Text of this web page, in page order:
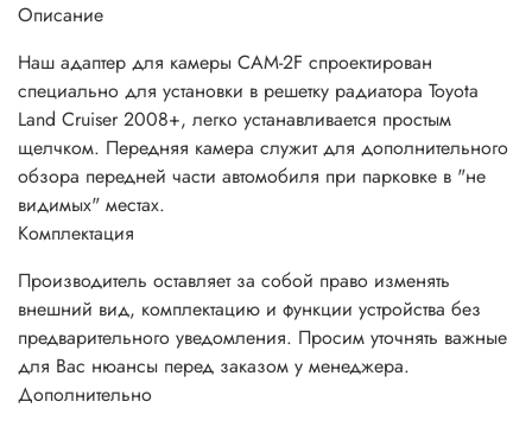
Описание
Наш адаптер для камеры CAM-2F спроектирован
специально для установки в решетку радиатора Toyota
Land Cruiser 2008+, легко устанавливается простым
щелчком. Передняя камера служит для дополнительного
обзора передней части автомобиля при парковке в "не
видимых" местах.
Комплектация
Производитель оставляет за собой право изменять
внешний вид, комплектацию и функции устройства без
предварительного уведомления. Просим уточнять важные
для Вас нюансы перед заказом у менеджера.
Дополнительно